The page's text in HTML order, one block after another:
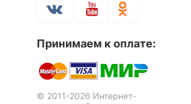
Принимаем к оплате:
© 2011-2026 Интернет-